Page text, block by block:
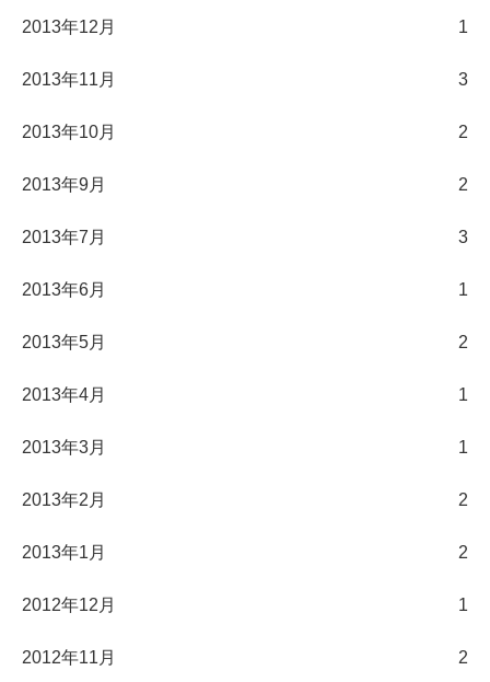
2013年12月 1
2013年11月 3
2013年10月 2
2013年9月 2
2013年7月 3
2013年6月 1
2013年5月 2
2013年4月 1
2013年3月 1
2013年2月 2
2013年1月 2
2012年12月 1
2012年11月 2